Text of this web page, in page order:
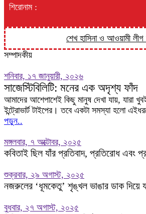
শিরোনাম :
শেখ হাসিনা ও আওয়ামী লীগ
সম্পাদকীয়
শনিবার, ১৭ জানুয়ারী, ২০২৬
সাজেস্টিবিলিটি: মনের এক অদৃশ্য ফাঁদ
আমাদের আশেপাশেই কিছু মানুষ দেখা যায়, যারা
ইন্ট্রোভার্ট টাইপের। তবে একটা সমস্যা হলো
পড়ুন..
মঙ্গলবার, ৭ অক্টোবর, ২০২৫
কবিতাই ছিল যাঁর প্রতিবাদ, প্রতিরোধ এবং
শুক্রবার, ২৯ অগাস্ট, ২০২৫
নজরুলের ‘ধূমকেতু’ শৃঙ্খল ভাঙার ডাক দিয়ে
বুধবার, ২৭ অগাস্ট, ২০২৫